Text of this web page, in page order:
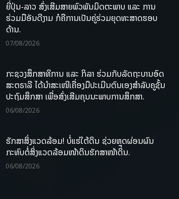
ຍີ່ປຸ່ນ-ລາວ ສົ່ງເສີມສາຍພົວພັນມິດຕະພາບ ແລະ ການ
ຮ່ວມມືອັນດີງາມ ກໍຄືການເປັນຄູ່ຮ່ວມຍຸດທະສາດຮອບ
ດ້ານ.
07/08/2026
ກະຊວງສຶກສາທິການ ແລະ ກິລາ ຮ່ວມກັບລັດຖະບານອົດ
ສະຕຣາລີ ໄດ້ນຳສະເໜີເຄື່ອງມືປະເມີນຕົນເອງສຳລັບຄູຊັ້ນ
ປະຖົມສຶກສາ ເພື່ອສົ່ງເສີມຄຸນນະພາບການສຶກສາ.
06/08/2026
ຮັກສາສິ່ງແວດລ້ອມ! ບໍ່ແຮ່ໃຕ້ດິນ ຊ່ວຍຫຼຸດຜ່ອນຜົນ
ກະທົບຕໍ່ສິ່ງແວດລ້ອມໜ້າດິນຮັກສາໜ້າດິນ.
06/08/2026